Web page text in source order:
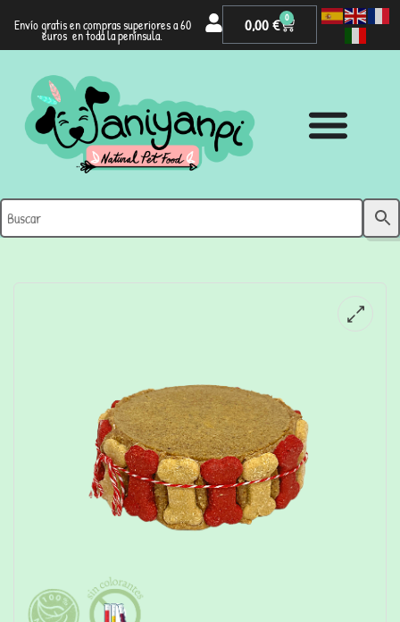
Envío gratis en compras superiores a 60
euros en toda la península.
0,00€ 0